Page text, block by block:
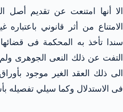
الا أنها امتنعت عن تقديم أصل
الامتناع من أثر قانوني
سندا تأخذ به المحكمة فى
التفت عن ذلك النعى الجوهرى ولم
الى ذلك العقد الغير موجود
فى الاستدلال وكما سيلي تفصيله